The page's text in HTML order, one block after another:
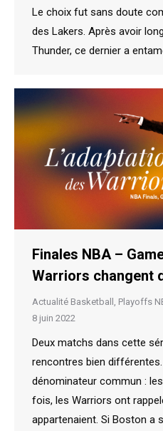
Le choix fut sans doute
des Lakers. Après avoir
Thunder, ce dernier a
Finales NBA –
Warriors changent
Actualité Basketball Playoffs
8 juin 2022
Deux matchs dans cette
rencontres bien
dénominateur commun :
fois, les Warriors ont
appartenaient. Si Boston a